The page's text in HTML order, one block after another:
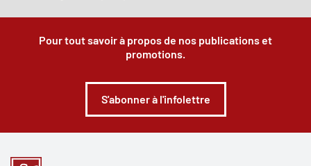
Pour tout savoir à propos de nos publications et
promotions.
S'abonner à l'infolettre